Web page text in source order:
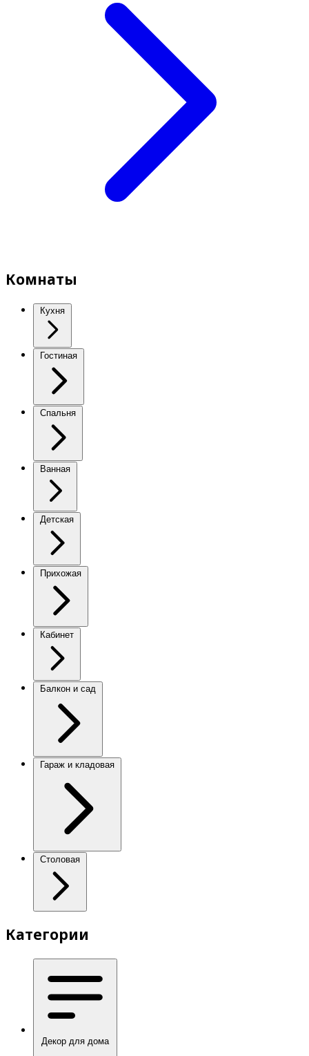
Комнаты
Кухня
Гостиная
Спальня
Ванная
Детская
Прихожая
Кабинет
Балкон и сад
Гараж и кладовая
Столовая
Категории
Декор для дома